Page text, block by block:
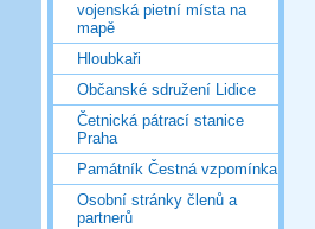
vojenská pietní místa na
mapě
Hloubkaři
Občanské sdružení Lidice
Četnická pátrací stanice
Praha
Památník Čestná vzpomínka
Osobní stránky členů a
partnerů